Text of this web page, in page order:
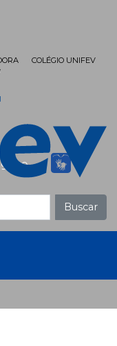
9999
COLÉGIO UNIFEV
Buscar